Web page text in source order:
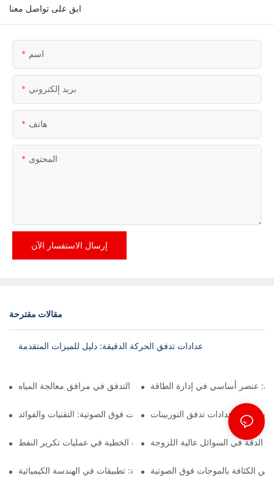
ابق على تواصل معنا
اسم
بريد إلكتروني
هاتف
المحتوى
إرسال الاستفسار الآن
مقالات مقترحة
عدادات تدفق الحركة الدقيقة: دليل للميزات المتقدمة
تطبيقات فوهة التدفق في مرافق معالجة المياهعنصر أساسي في إدارة الطاقة
قياس كثافة الموجات فوق الصوتية: التقنيات والفوائدفهم معايرة عدادات تدفق التوربينات
دور عدادات الكثافة الخطية في عمليات تكرير النفطفي السوائل عالية اللزوجة
مقاييس تدفق الكتلة الحرارية: تطبيقات في الهندسة الكيميائية
الكثافة بالموجات فوق الصوتية